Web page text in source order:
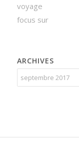
voyage
focus sur
ARCHIVES